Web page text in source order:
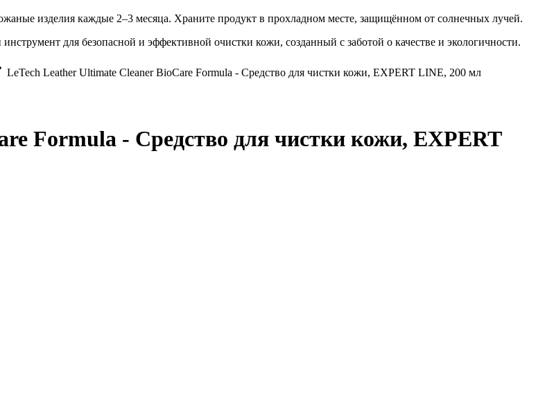
изделия каждые 2–3 месяца. Храните продукт в прохладном месте, защищённом от солнечных лучей.
для безопасной и эффективной очистки кожи, созданный с заботой о качестве и экологичности.
LeTech Leather Ultimate Cleaner BioCare Formula - Средство для чистки кожи, EXPERT LINE, 200 мл
Formula - Средство для чистки кожи, EXPERT